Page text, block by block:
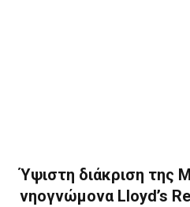
Ύψιστη διάκριση της
νηογνώμονα Lloyd’s